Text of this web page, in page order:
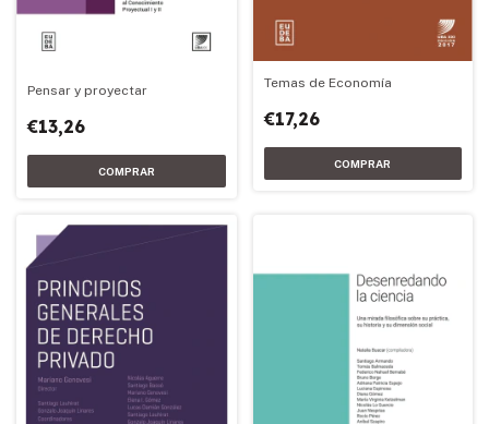
Pensar y proyectar
€13,26
Temas de Economía
€17,26